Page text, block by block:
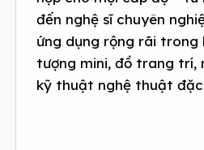
đến nghệ sĩ chuyên
ứng dụng rộng rãi trong
tượng mini, đồ trang trí,
kỹ thuật nghệ thuật đặc